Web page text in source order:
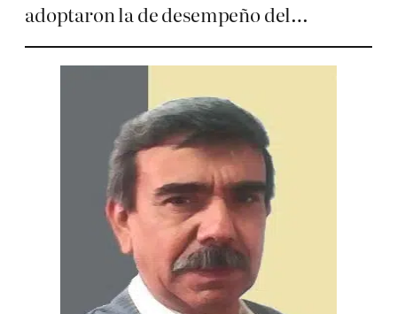
adoptaron la de desempeño del…